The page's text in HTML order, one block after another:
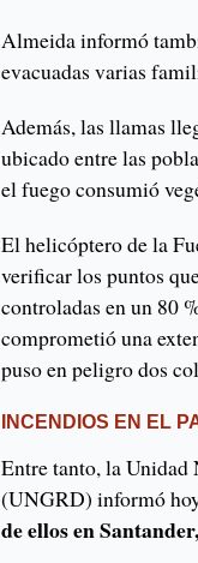
Almeida informó
evacuadas varias
Además, las llamas
ubicado entre las
el fuego consumió
El helicóptero de la
verificar los puntos
controladas en un 80
comprometió una
puso en peligro dos
INCENDIOS EN EL
Entre tanto, la Unidad
(UNGRD) informó
de ellos en